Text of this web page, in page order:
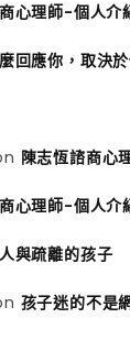
心理師-個人介
回應你，取決
陳志恆諮商心
心理師-個人介
與疏離的孩子
孩子迷的不是